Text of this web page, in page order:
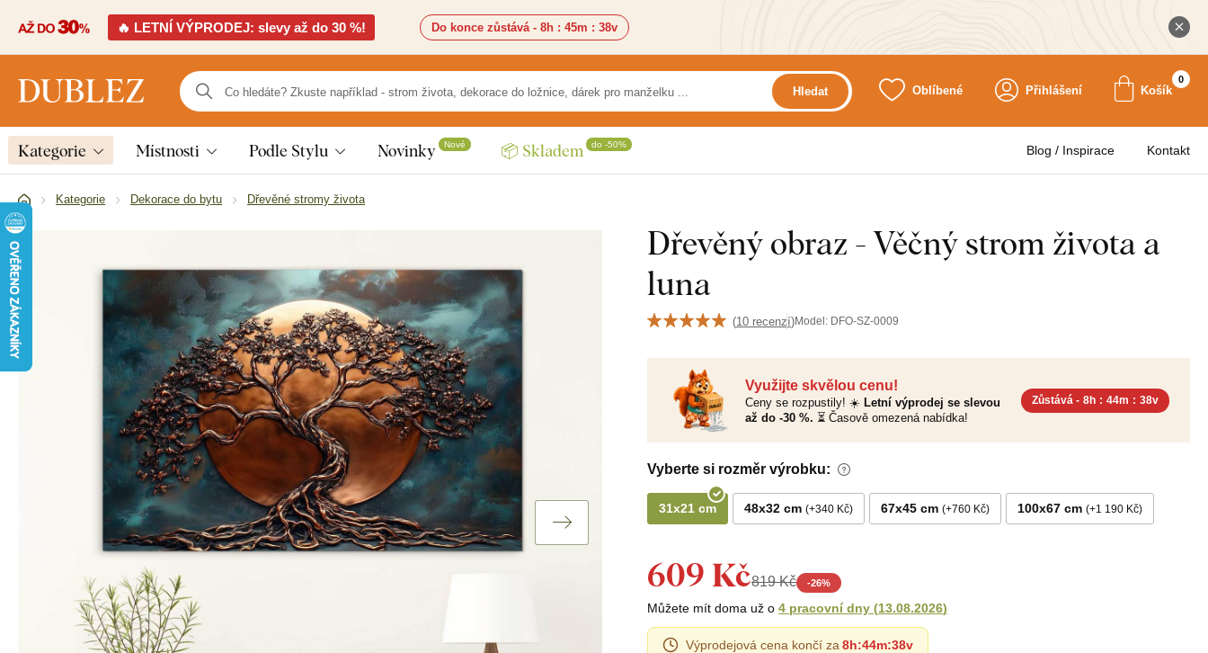
🔥 LETNÍ VÝPRODEJ: slevy až do 30 %! Do konce zůstává - 8h : 45m : 37v
Hledat Oblíbené Přihlášení Košík
0
Kategorie Místnosti Podle Stylu Novinky Nové 📦 Skladem do -50% Blog / Inspirace Kontakt
Kategorie Dekorace do bytu Dřevěné stromy života
Dřevěný obraz - Věčný strom života a
luna
(10 recenzí)Model: DFO-SZ-0009
Využijte skvělou cenu!
Ceny se rozpustily! ☀️ Letní výprodej se slevou
až do -30 %. ⏳ Časově omezená nabídka!
Zůstává - 8h : 44m : 36v
Vyberte si rozměr výrobku:
31x21 cm 48x32 cm +340 Kč 67x45 cm +760 Kč 100x67 cm +1 190 Kč
609 Kč819 Kč -26%
Můžete mít doma už o 4 pracovní dny (13.08.2026)
Výprodejová cena končí za 8h:44m:36v